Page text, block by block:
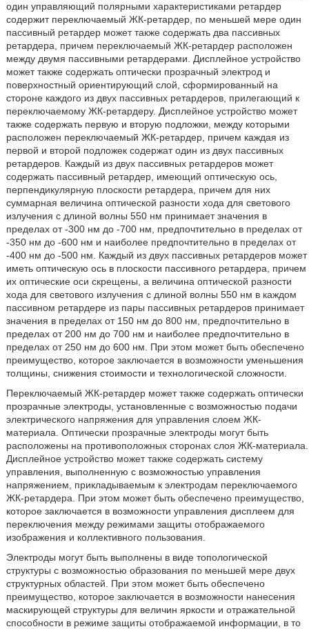
один управляющий полярными характеристиками ретардер
содержит переключаемый ЖК-ретардер, по меньшей мере один
пассивный ретардер может также содержать два пассивных
ретардера, причем переключаемый ЖК-ретардер расположен
между двумя пассивными ретардерами. Дисплейное устройство
может также содержать оптически прозрачный электрод и
поверхностный ориентирующий слой, сформированный на
стороне каждого из двух пассивных ретардеров, прилегающий к
переключаемому ЖК-ретардеру. Дисплейное устройство может
также содержать первую и вторую подложки, между которыми
расположен переключаемый ЖК-ретардер, причем каждая из
первой и второй подложек содержат один из двух пассивных
ретардеров. Каждый из двух пассивных ретардеров может
содержать пассивный ретардер, имеющий оптическую ось,
перпендикулярную плоскости ретардера, причем для них
суммарная величина оптической разности хода для светового
излучения с длиной волны 550 нм принимает значения в
пределах от -300 нм до -700 нм, предпочтительно в пределах от
-350 нм до -600 нм и наиболее предпочтительно в пределах от
-400 нм до -500 нм. Каждый из двух пассивных ретардеров может
иметь оптическую ось в плоскости пассивного ретардера, причем
их оптические оси скрещены, а величина оптической разности
хода для светового излучения с длиной волны 550 нм в каждом
пассивном ретардере из пары пассивных ретардеров принимает
значения в пределах от 150 нм до 800 нм, предпочтительно в
пределах от 200 нм до 700 нм и наиболее предпочтительно в
пределах от 250 нм до 600 нм. При этом может быть обеспечено
преимущество, которое заключается в возможности уменьшения
толщины, снижения стоимости и технологической сложности.
Переключаемый ЖК-ретардер может также содержать оптически
прозрачные электроды, установленные с возможностью подачи
электрического напряжения для управления слоем ЖК-
материала. Оптически прозрачные электроды могут быть
расположены на противоположных сторонах слоя ЖК-материала.
Дисплейное устройство может также содержать систему
управления, выполненную с возможностью управления
напряжением, прикладываемым к электродам переключаемого
ЖК-ретардера. При этом может быть обеспечено преимущество,
которое заключается в возможности управления дисплеем для
переключения между режимами защиты отображаемого
изображения и коллективного пользования.
Электроды могут быть выполнены в виде топологической
структуры с возможностью образования по меньшей мере двух
структурных областей. При этом может быть обеспечено
преимущество, которое заключается в возможности нанесения
маскирующей структуры для величин яркости и отражательной
способности в режиме защиты отображаемой информации, в то